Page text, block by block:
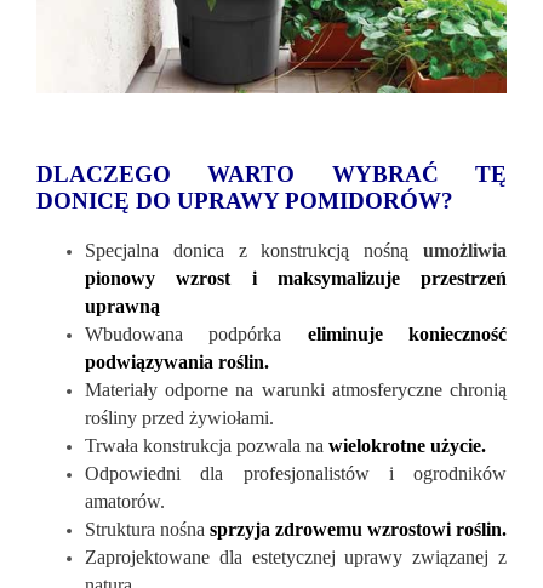
DLACZEGO WARTO WYBRAĆ TĘ
DONICĘ DO UPRAWY POMIDORÓW?
Specjalna donica z konstrukcją nośną umożliwia
pionowy wzrost i maksymalizuje przestrzeń
uprawną
Wbudowana podpórka eliminuje konieczność
podwiązywania roślin.
Materiały odporne na warunki atmosferyczne chronią
rośliny przed żywiołami.
Trwała konstrukcja pozwala na wielokrotne użycie.
Odpowiedni dla profesjonalistów i ogrodników
amatorów.
Struktura nośna sprzyja zdrowemu wzrostowi roślin.
Zaprojektowane dla estetycznej uprawy związanej z